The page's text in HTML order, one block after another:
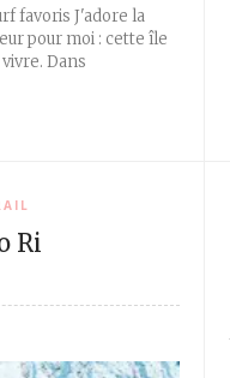
favoris J'adore la
pour moi : cette île
Dans
Ri